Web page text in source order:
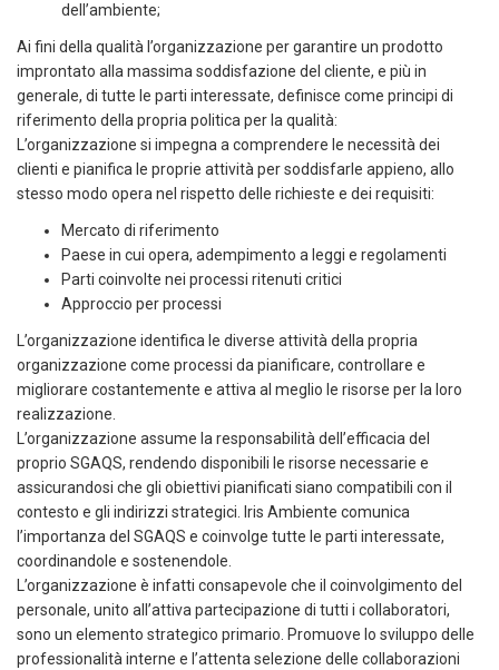
dell’ambiente;
Ai fini della qualità l’organizzazione per garantire un prodotto
improntato alla massima soddisfazione del cliente, e più in
generale, di tutte le parti interessate, definisce come principi di
riferimento della propria politica per la qualità:
L’organizzazione si impegna a comprendere le necessità dei
clienti e pianifica le proprie attività per soddisfarle appieno, allo
stesso modo opera nel rispetto delle richieste e dei requisiti:
Mercato di riferimento
Paese in cui opera, adempimento a leggi e regolamenti
Parti coinvolte nei processi ritenuti critici
Approccio per processi
L’organizzazione identifica le diverse attività della propria
organizzazione come processi da pianificare, controllare e
migliorare costantemente e attiva al meglio le risorse per la loro
realizzazione.
L’organizzazione assume la responsabilità dell’efficacia del
proprio SGAQS, rendendo disponibili le risorse necessarie e
assicurandosi che gli obiettivi pianificati siano compatibili con il
contesto e gli indirizzi strategici. Iris Ambiente comunica
l’importanza del SGAQS e coinvolge tutte le parti interessate,
coordinandole e sostenendole.
L’organizzazione è infatti consapevole che il coinvolgimento del
personale, unito all’attiva partecipazione di tutti i collaboratori,
sono un elemento strategico primario. Promuove lo sviluppo delle
professionalità interne e l’attenta selezione delle collaborazioni